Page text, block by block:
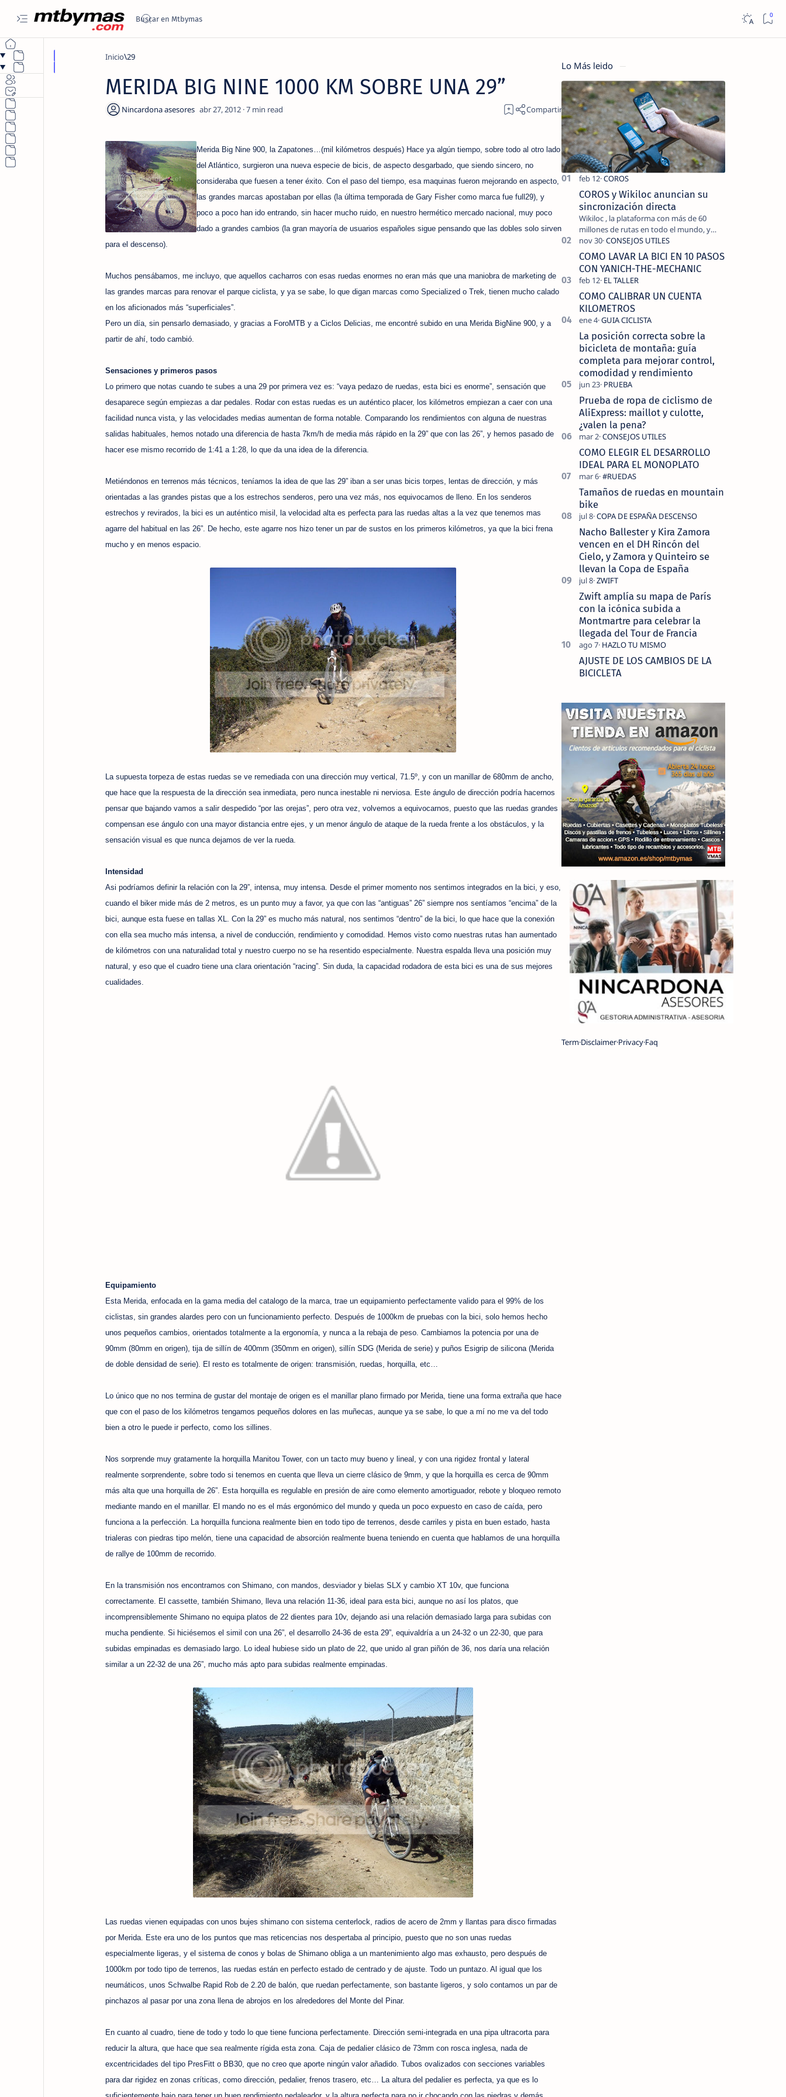
Inicio 29
MERIDA BIG NINE 1000 KM SOBRE UNA 29”
7
Merida Big Nine 900, la Zapatones…(mil kilómetros después) Hace ya algún tiempo, sobre todo al otro lado
del Atlántico, surgieron una nueva especie de bicis, de aspecto desgarbado, que siendo sincero, no
consideraba que fuesen a tener éxito. Con el paso del tiempo, esa maquinas fueron mejorando en aspecto,
las grandes marcas apostaban por ellas (la última temporada de Gary Fisher como marca fue full29), y
poco a poco han ido entrando, sin hacer mucho ruido, en nuestro hermético mercado nacional, muy poco
dado a grandes cambios (la gran mayoría de usuarios españoles sigue pensando que las dobles solo sirven
para el descenso).
Muchos pensábamos, me incluyo, que aquellos cacharros con esas ruedas enormes no eran más que una maniobra de marketing de
las grandes marcas para renovar el parque ciclista, y ya se sabe, lo que digan marcas como Specialized o Trek, tienen mucho calado
en los aficionados más “superficiales”.
Pero un día, sin pensarlo demasiado, y gracias a ForoMTB y a Ciclos Delicias, me encontré subido en una Merida BigNine 900, y a
partir de ahí, todo cambió.
Sensaciones y primeros pasos
Lo primero que notas cuando te subes a una 29 por primera vez es: “vaya pedazo de ruedas, esta bici es enorme”, sensación que
desaparece según empiezas a dar pedales. Rodar con estas ruedas es un auténtico placer, los kilómetros empiezan a caer con una
facilidad nunca vista, y las velocidades medias aumentan de forma notable. Comparando los rendimientos con alguna de nuestras
salidas habituales, hemos notado una diferencia de hasta 7km/h de media más rápido en la 29” que con las 26”, y hemos pasado de
hacer ese mismo recorrido de 1:41 a 1:28, lo que da una idea de la diferencia.
Metiéndonos en terrenos más técnicos, teníamos la idea de que las 29” iban a ser unas bicis torpes, lentas de dirección, y más
orientadas a las grandes pistas que a los estrechos senderos, pero una vez más, nos equivocamos de lleno. En los senderos
estrechos y revirados, la bici es un auténtico misil, la velocidad alta es perfecta para las ruedas altas a la vez que tenemos mas
agarre del habitual en las 26”. De hecho, este agarre nos hizo tener un par de sustos en los primeros kilómetros, ya que la bici frena
mucho y en menos espacio.
La supuesta torpeza de estas ruedas se ve remediada con una dirección muy vertical, 71.5º, y con un manillar de 680mm de ancho,
que hace que la respuesta de la dirección sea inmediata, pero nunca inestable ni nerviosa. Este ángulo de dirección podría hacernos
pensar que bajando vamos a salir despedido “por las orejas”, pero otra vez, volvemos a equivocarnos, puesto que las ruedas grandes
compensan ese ángulo con una mayor distancia entre ejes, y un menor ángulo de ataque de la rueda frente a los obstáculos, y la
sensación visual es que nunca dejamos de ver la rueda.
Intensidad
Asi podríamos definir la relación con la 29”, intensa, muy intensa. Desde el primer momento nos sentimos integrados en la bici, y eso,
cuando el biker mide más de 2 metros, es un punto muy a favor, ya que con las “antiguas” 26” siempre nos sentíamos “encima” de la
bici, aunque esta fuese en tallas XL. Con la 29” es mucho más natural, nos sentimos “dentro” de la bici, lo que hace que la conexión
con ella sea mucho más intensa, a nivel de conducción, rendimiento y comodidad. Hemos visto como nuestras rutas han aumentado
de kilómetros con una naturalidad total y nuestro cuerpo no se ha resentido especialmente. Nuestra espalda lleva una posición muy
natural, y eso que el cuadro tiene una clara orientación “racing”. Sin duda, la capacidad rodadora de esta bici es una de sus mejores
cualidades.
Equipamiento
Esta Merida, enfocada en la gama media del catalogo de la marca, trae un equipamiento perfectamente valido para el 99% de los
ciclistas, sin grandes alardes pero con un funcionamiento perfecto. Después de 1000km de pruebas con la bici, solo hemos hecho
unos pequeños cambios, orientados totalmente a la ergonomía, y nunca a la rebaja de peso. Cambiamos la potencia por una de
90mm (80mm en origen), tija de sillín de 400mm (350mm en origen), sillín SDG (Merida de serie) y puños Esigrip de silicona (Merida
de doble densidad de serie). El resto es totalmente de origen: transmisión, ruedas, horquilla, etc…
Lo único que no nos termina de gustar del montaje de origen es el manillar plano firmado por Merida, tiene una forma extraña que hace
que con el paso de los kilómetros tengamos pequeños dolores en las muñecas, aunque ya se sabe, lo que a mí no me va del todo
bien a otro le puede ir perfecto, como los sillines.
Nos sorprende muy gratamente la horquilla Manitou Tower, con un tacto muy bueno y lineal, y con una rigidez frontal y lateral
realmente sorprendente, sobre todo si tenemos en cuenta que lleva un cierre clásico de 9mm, y que la horquilla es cerca de 90mm
más alta que una horquilla de 26”. Esta horquilla es regulable en presión de aire como elemento amortiguador, rebote y bloqueo remoto
mediante mando en el manillar. El mando no es el más ergonómico del mundo y queda un poco expuesto en caso de caída, pero
funciona a la perfección. La horquilla funciona realmente bien en todo tipo de terrenos, desde carriles y pista en buen estado, hasta
trialeras con piedras tipo melón, tiene una capacidad de absorción realmente buena teniendo en cuenta que hablamos de una horquilla
de rallye de 100mm de recorrido.
En la transmisión nos encontramos con Shimano, con mandos, desviador y bielas SLX y cambio XT 10v, que funciona
correctamente. El cassette, también Shimano, lleva una relación 11-36, ideal para esta bici, aunque no así los platos, que
incomprensiblemente Shimano no equipa platos de 22 dientes para 10v, dejando asi una relación demasiado larga para subidas con
mucha pendiente. Si hiciésemos el simil con una 26”, el desarrollo 24-36 de esta 29”, equivaldría a un 24-32 o un 22-30, que para
subidas empinadas es demasiado largo. Lo ideal hubiese sido un plato de 22, que unido al gran piñón de 36, nos daría una relación
similar a un 22-32 de una 26”, mucho más apto para subidas realmente empinadas.
Las ruedas vienen equipadas con unos bujes shimano con sistema centerlock, radios de acero de 2mm y llantas para disco firmadas
por Merida. Este era uno de los puntos que mas reticencias nos despertaba al principio, puesto que no son unas ruedas
especialmente ligeras, y el sistema de conos y bolas de Shimano obliga a un mantenimiento algo mas exhausto, pero después de
1000km por todo tipo de terrenos, las ruedas están en perfecto estado de centrado y de ajuste. Todo un puntazo. Al igual que los
neumáticos, unos Schwalbe Rapid Rob de 2.20 de balón, que ruedan perfectamente, son bastante ligeros, y solo contamos un par de
pinchazos al pasar por una zona llena de abrojos en los alrededores del Monte del Pinar.
En cuanto al cuadro, tiene de todo y todo lo que tiene funciona perfectamente. Dirección semi-integrada en una pipa ultracorta para
reducir la altura, que hace que sea realmente rígida esta zona. Caja de pedalier clásico de 73mm con rosca inglesa, nada de
excentricidades del tipo PresFitt o BB30, que no creo que aporte ningún valor añadido. Tubos ovalizados con secciones variables
para dar rigidez en zonas críticas, como dirección, pedalier, frenos trasero, etc… La altura del pedalier es perfecta, ya que es lo
Lo Más leido
COROS y Wikiloc anuncian su
sincronización directa
Wikiloc , la plataforma con más de 60
millones de rutas en todo el mundo, y
COROS , marca de dispositivos GPS
reconocida mundialmente por su
tecnolo…
COMO LAVAR LA BICI EN 10 PASOS
CON YANICH-THE-MECHANIC
COMO CALIBRAR UN CUENTA
KILOMETROS
La posición correcta sobre la
bicicleta de montaña: guía
completa para mejorar control,
comodidad y rendimiento
Prueba de ropa de ciclismo de
AliExpress: maillot y culotte,
¿valen la pena?
COMO ELEGIR EL DESARROLLO
IDEAL PARA EL MONOPLATO
Tamaños de ruedas en mountain
bike
Nacho Ballester y Kira Zamora
vencen en el DH Rincón del
Cielo, y Zamora y Quinteiro se
llevan la Copa de España
Zwift amplía su mapa de París
con la icónica subida a
Montmartre para celebrar la
llegada del Tour de Francia
AJUSTE DE LOS CAMBIOS DE LA
BICICLETA
TermDisclaimerPrivacyFaq